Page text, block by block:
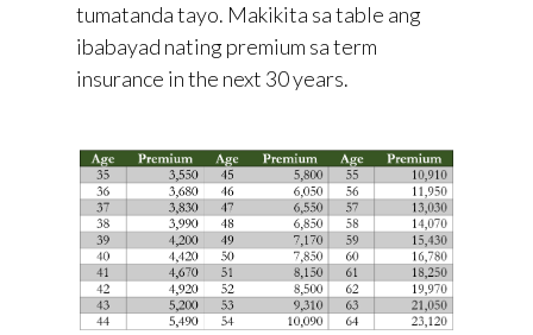
tumatanda tayo. Makikita sa table ang
ibabayad nating premium sa term
insurance in the next 30 years.